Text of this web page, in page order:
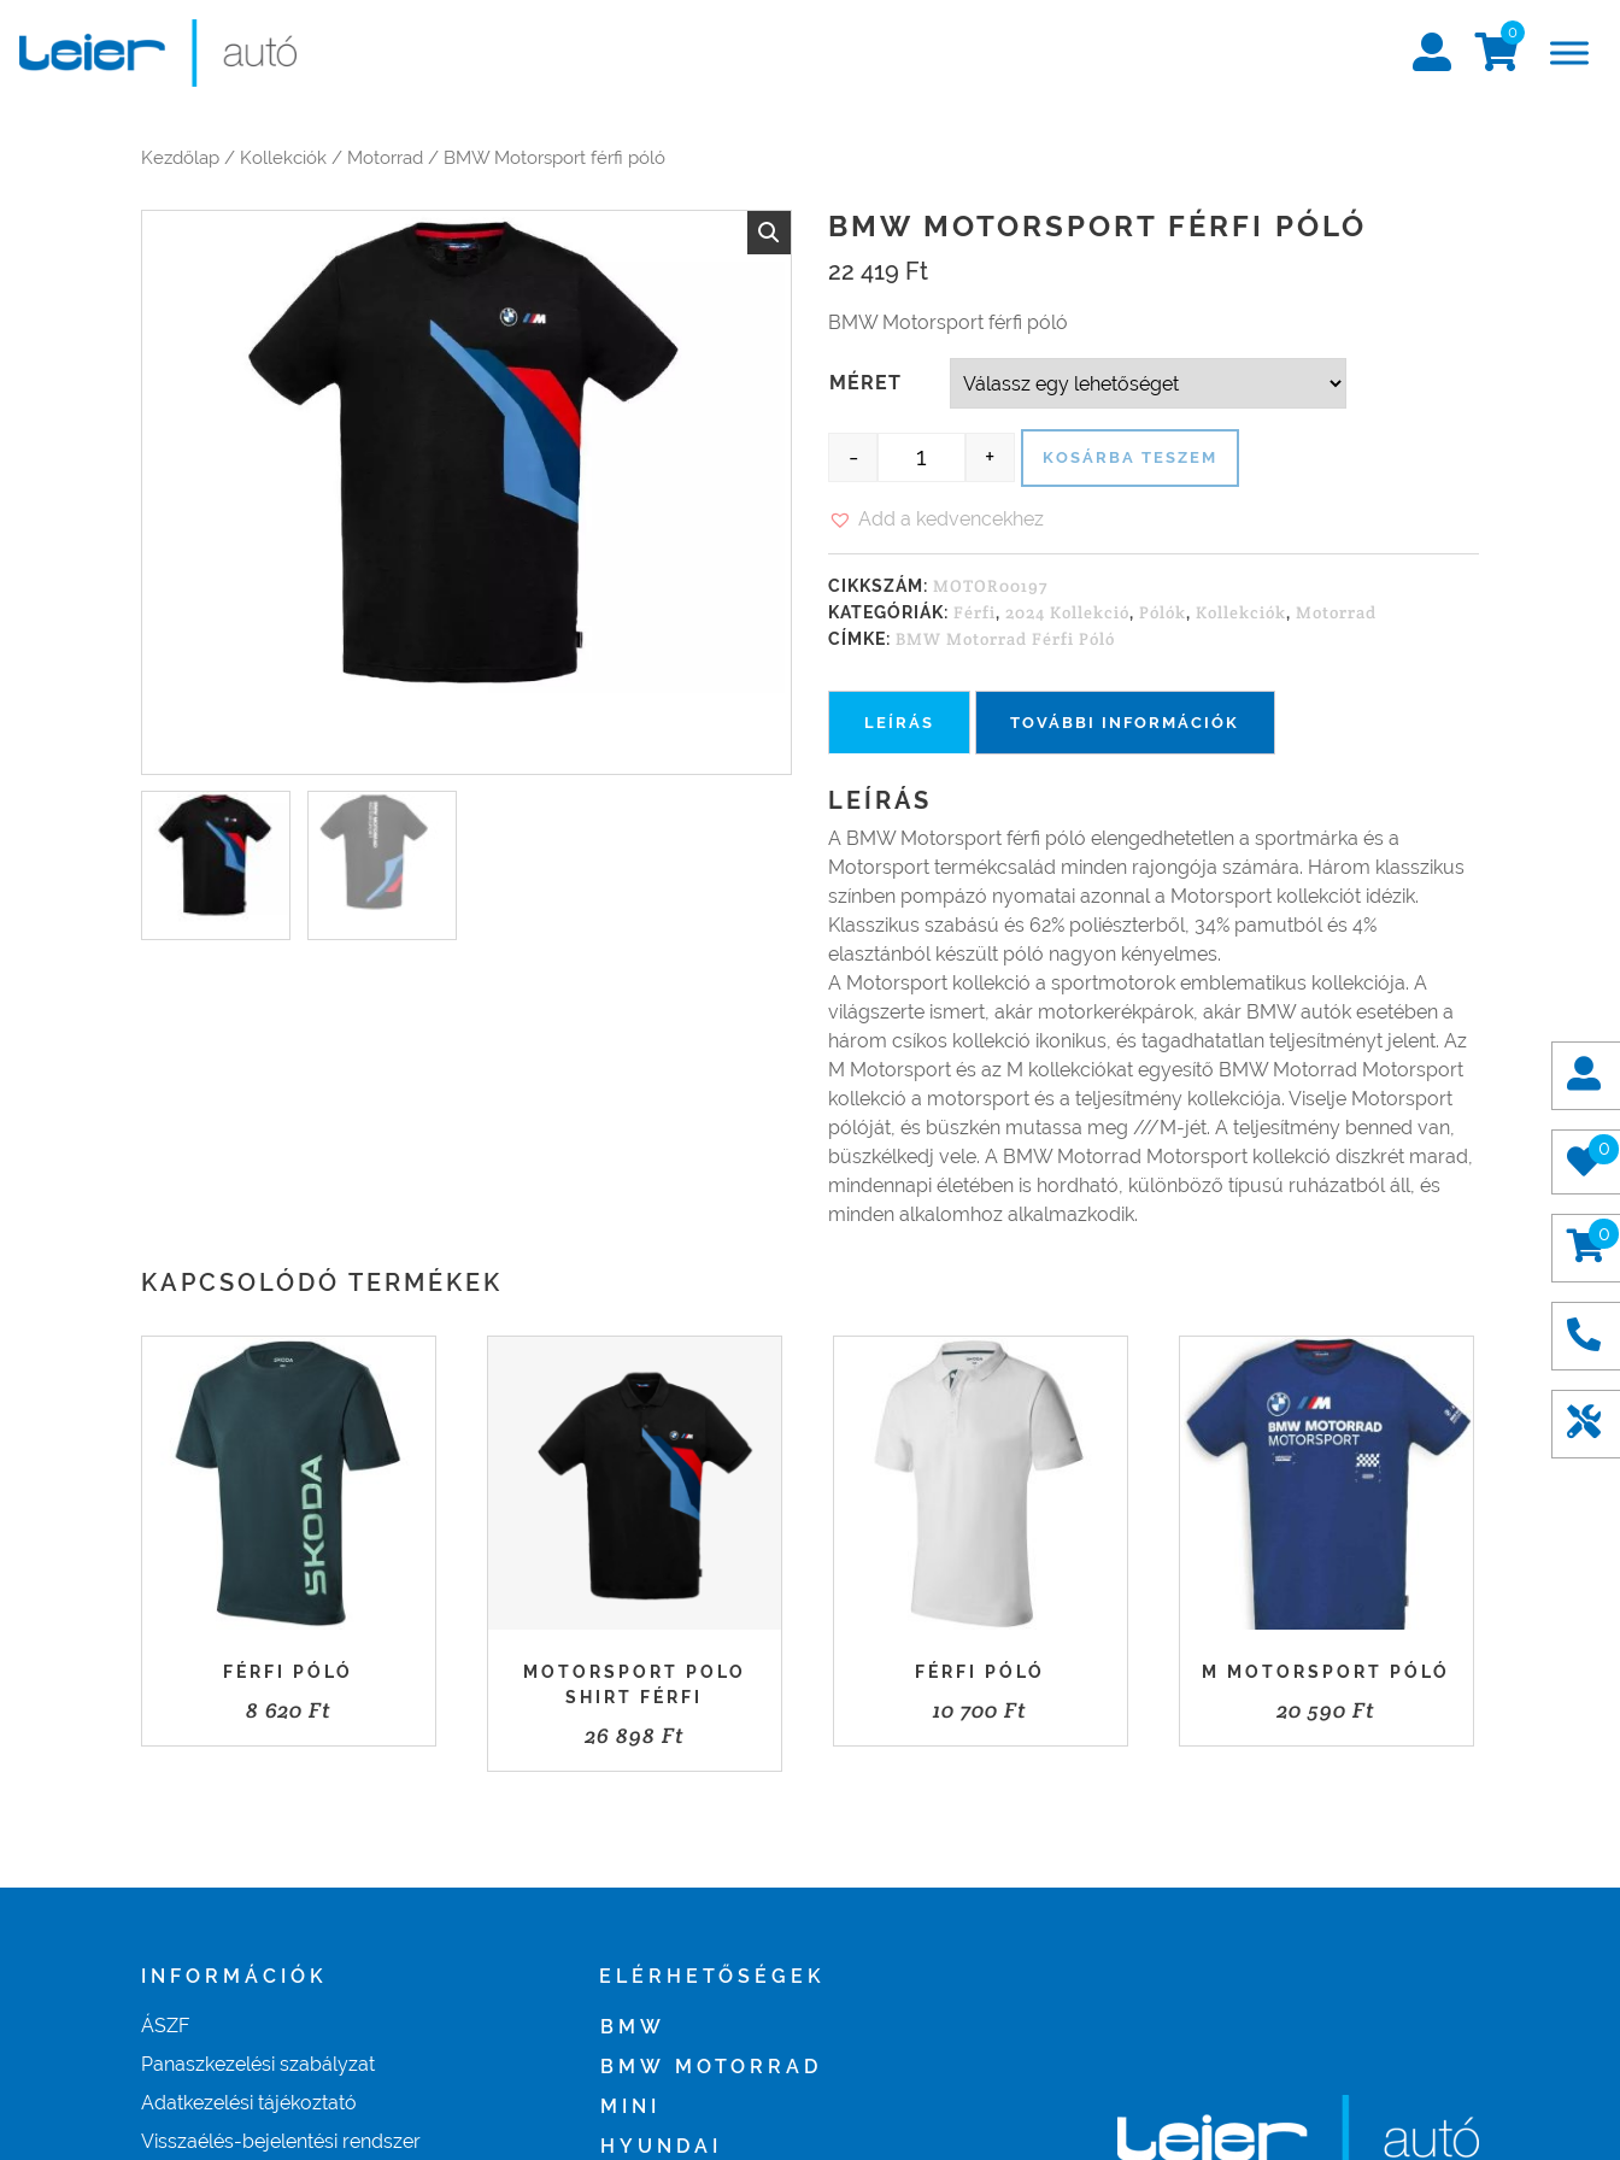
0
0
0
Kezdőlap / Kollekciók / Motorrad / BMW Motorsport férfi póló
BMW MOTORSPORT FÉRFI PÓLÓ
22 419 Ft
BMW Motorsport férfi póló
MÉRET
BMW Motorsport férfi póló mennyiség
- + KOSÁRBA TESZEM
Add a kedvencekhez
CIKKSZÁM: MOTOR00197
KATEGÓRIÁK: Férfi, 2024 Kollekció, Pólók, Kollekciók, Motorrad
CÍMKE: BMW Motorrad Férfi Póló
LEÍRÁS TOVÁBBI INFORMÁCIÓK
LEÍRÁS
A BMW Motorsport férfi póló elengedhetetlen a sportmárka és a
Motorsport termékcsalád minden rajongója számára. Három klasszikus
színben pompázó nyomatai azonnal a Motorsport kollekciót idézik.
Klasszikus szabású és 62% poliészterből, 34% pamutból és 4%
elasztánból készült póló nagyon kényelmes.
A Motorsport kollekció a sportmotorok emblematikus kollekciója. A
világszerte ismert, akár motorkerékpárok, akár BMW autók esetében a
három csíkos kollekció ikonikus, és tagadhatatlan teljesítményt jelent. Az
M Motorsport és az M kollekciókat egyesítő BMW Motorrad Motorsport
kollekció a motorsport és a teljesítmény kollekciója. Viselje Motorsport
pólóját, és büszkén mutassa meg ///M-jét. A teljesítmény benned van,
büszkélkedj vele. A BMW Motorrad Motorsport kollekció diszkrét marad,
mindennapi életében is hordható, különböző típusú ruházatból áll, és
minden alkalomhoz alkalmazkodik.
KAPCSOLÓDÓ TERMÉKEK
FÉRFI PÓLÓ
8 620 Ft
MOTORSPORT POLO
SHIRT FÉRFI
26 898 Ft
FÉRFI PÓLÓ
10 700Ft
M MOTORSPORT PÓLÓ
20 590Ft
INFORMÁCIÓK
ÁSZF
Panaszkezelési szabályzat
Adatkezelési tájékoztató
Visszaélés-bejelentési rendszer
ELÉRHETŐSÉGEK
BMW
BMW MOTORRAD
MINI
HYUNDAI